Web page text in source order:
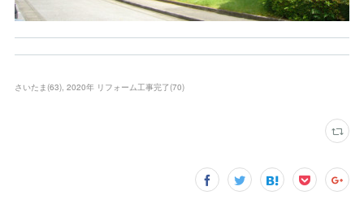
さいたま(63) 2020年 リフォーム工事完了(70)